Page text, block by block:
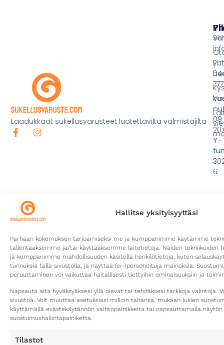
Hallitse yksityisyyttäsi
Parhaan kokemuksen tarjoamiseksi me ja kumppanimme käytämme
tallentaaksemme ja/tai käyttääksemme laitetietoja. Näiden tekniikoiden
ja kumppanimme mahdollisuuden käsitellä henkilötietoja, kuten
tunnuksia tällä sivustolla, ja näyttää (ei-)personoituja mainoksia.
peruuttaminen voi vaikuttaa haitallisesti tiettyihin ominaisuuksiin ja
Napsauta alta hyväksyäksesi yllä olevat tai tehdäksesi tarkkoja valintoja.
sivustoa. Voit muuttaa asetuksiasi milloin tahansa, mukaan lukien
käyttämällä evästekäytännön vaihtopainikkeita tai napsauttamalla näytön
suostumushallintapainiketta.
Tilastot
Laadukkaat sukellusvarusteet luotettavilta valmistajilta
Y-
6
©2026
Sukellusvaruste.com
TietosuojaselosteToimitusehdotKotisivut yritykselle
Digitoimisto CURU